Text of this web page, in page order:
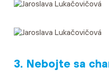
3. Nebojte sa